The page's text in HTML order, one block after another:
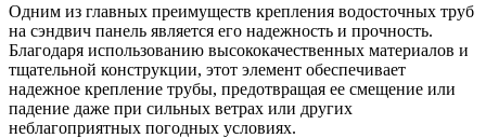
Одним из главных преимуществ крепления водосточных труб
на сэндвич панель является его надежность и прочность.
Благодаря использованию высококачественных материалов и
тщательной конструкции, этот элемент обеспечивает
надежное крепление трубы, предотвращая ее смещение или
падение даже при сильных ветрах или других
неблагоприятных погодных условиях.